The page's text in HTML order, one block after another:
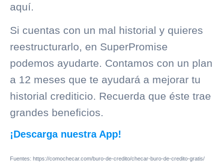
aquí
Si cuentas con un mal historial y quieres
reestructurarlo, en SuperPromise
podemos ayudarte. Contamos con un plan
a 12 meses que te ayudará a mejorar tu
historial crediticio. Recuerda que éste trae
grandes beneficios.
¡Descarga nuestra App!
Fuentes: https://comochecar.com/buro-de-credito/checar-buro-de-credito-gratis/